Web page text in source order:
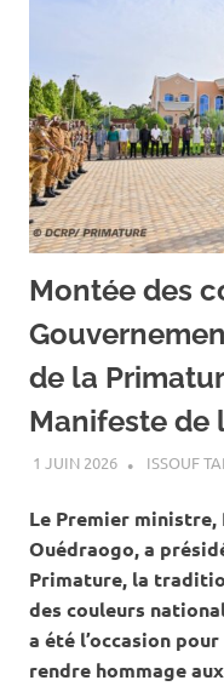
Montée des
de la
Manifeste de
1 JUIN 2026 ISSOUF
Le Premier ministre,
Ouédraogo, a
Primature, la
des couleurs
a été l’occasion
rendre hommage